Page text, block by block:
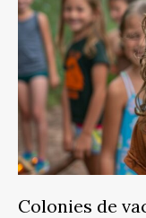
Colonies de